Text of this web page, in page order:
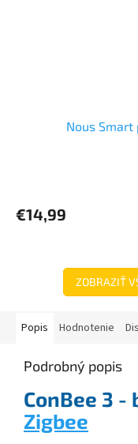
Nous Smart
produktu
je
€14,99
ZOBRAZIŤ
Popis Hodnotenie
Podrobný popis
ConBee 3
Zigbee